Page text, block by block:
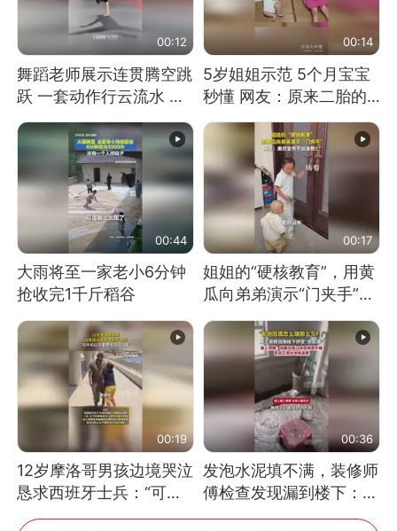
00:12
舞蹈老师展示连贯腾空跳
跃 一套动作行云流水 节
奏感拉满 网友：怎么做
到又舞又武的？
00:14
5岁姐姐示范 5个月宝宝
秒懂 网友：原来二胎的
快乐长这样
00:44
大雨将至一家老小6分钟
抢收完1千斤稻谷
00:17
姐姐的“硬核教育”，用黄
瓜向弟弟演示“门夹手”，
网友：果然言传不如身
教！
00:19
12岁摩洛哥男孩边境哭泣
恳求西班牙士兵：“可不
可以不要把我遣返回国”
00:36
发泡水泥填不满，装修师
傅检查发现漏到楼下：出
风口未延伸到外墙